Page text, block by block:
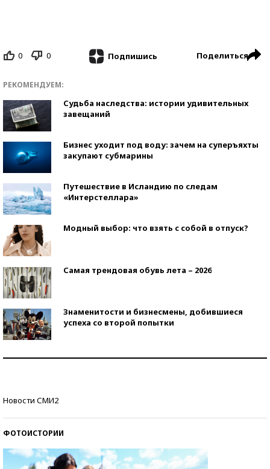
0 0 Подпишись Поделиться
РЕКОМЕНДУЕМ:
Судьба наследства: истории удивительных
завещаний
Бизнес уходит под воду: зачем на суперъяхты
закупают субмарины
Путешествие в Исландию по следам
«Интерстеллара»
Модный выбор: что взять с собой в отпуск?
Самая трендовая обувь лета – 2026
Знаменитости и бизнесмены, добившиеся
успеха со второй попытки
Новости СМИ2
ФОТОИСТОРИИ